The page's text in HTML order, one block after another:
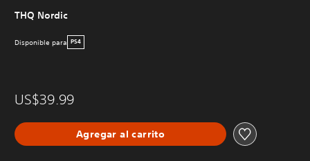
THQ Nordic
Disponible para PS4
US$39.99
Agregar al carrito